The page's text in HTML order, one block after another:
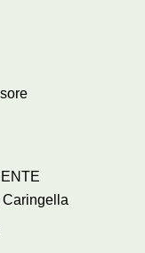
Caringella